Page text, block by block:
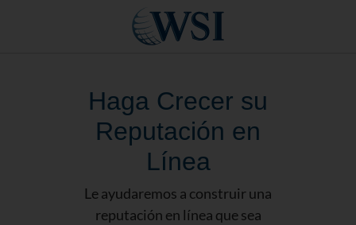
Haga Crecer su
Reputación en
Línea
Le ayudaremos a construir una
reputación en línea que sea